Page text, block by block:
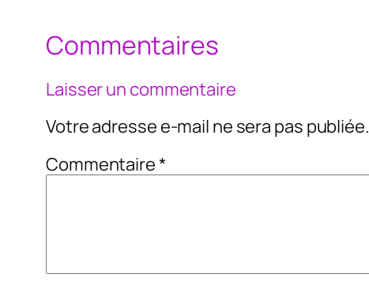
Commentaires
Laisser un commentaire
Votre adresse e-mail ne sera pas publiée.
Commentaire*